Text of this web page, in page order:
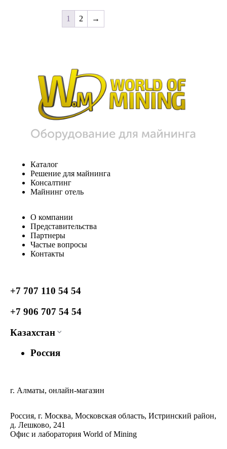
1 2 →
Каталог
Решение для майнинга
Консалтинг
Майнинг отель
О компании
Представительства
Партнеры
Частые вопросы
Контакты
+7 707 110 54 54
+7 906 707 54 54
Казахстан
Россия
г. Алматы, онлайн-магазин
Россия, г. Москва, Московская область, Истринский район,
д. Лешково, 241
Офис и лаборатория World of Mining